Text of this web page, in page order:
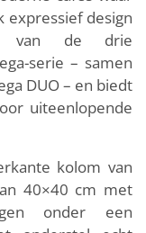
expressief design
van de drie
serie – samen
DUO – en biedt
uiteenlopende
kolom van
40×40 cm met
onder een